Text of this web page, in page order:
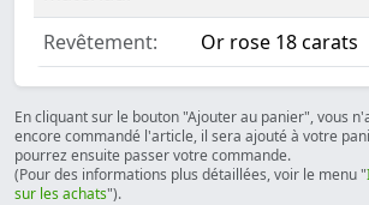
Revêtement: Or rose 18 carats
En cliquant sur le bouton "Ajouter au panier", vous
encore commandé l'article, il sera ajouté à votre
pourrez ensuite passer votre commande.
(Pour des informations plus détaillées, voir le menu "
sur les achats").